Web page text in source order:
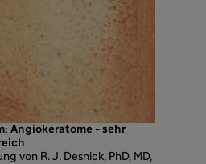
Angiokeratome - sehr
von R. J. Desnick, PhD, MD,